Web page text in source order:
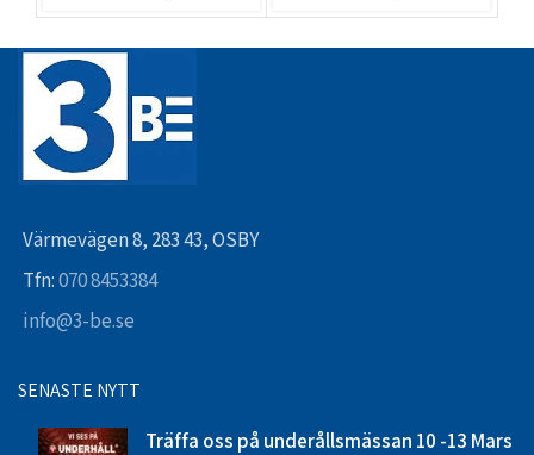
Värmevägen 8, 283 43, OSBY
Tfn:070 8453384
info@3-be.se
SENASTE NYTT
Träffa oss på underållsmässan 10 -13 Mars